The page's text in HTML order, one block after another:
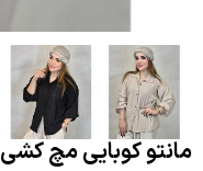
مانتو کوبایی مچ کشی 36600513